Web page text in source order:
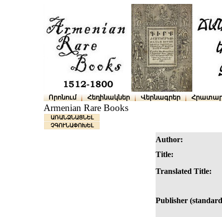
Որոնում Հեղինակներ Վերնագրեր
Armenian Rare Books
ԱՌԱՆՁՆԱՑՆԵԼ
ՉԳՈՒՆԱՓՈԽԵԼ
Author:
Title:
Translated Title:
Publisher